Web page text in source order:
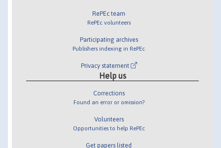
RePEc team
RePEc volunteers
Participating archives
Publishers indexing in RePEc
Privacy statement
Help us
Corrections
Found an error or omission?
Volunteers
Opportunities to help RePEc
Get papers listed